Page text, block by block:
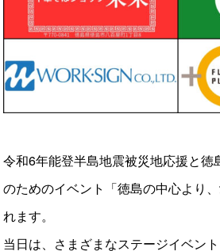
令和6年能登半島地震被災地応援と徳
のためのイベント「徳島の中心より
れます。
当日は、さまざまなステージイベン